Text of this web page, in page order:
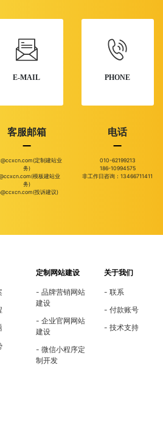
E-MAIL
客服邮箱
定制建站业
务)
模板建站业
务)
投诉建议)
PHONE
电话
010-62199213
186-10994575
非工作日咨询：13466711411
定制网站建设
品牌营销网站
建设
企业官网网站
建设
微信小程序定
制开发
关于我们
联系
付款账号
技术支持